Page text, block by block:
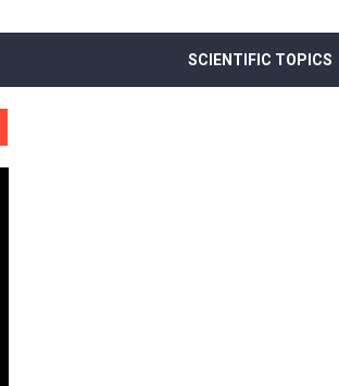
SCIENTIFIC TOPICS